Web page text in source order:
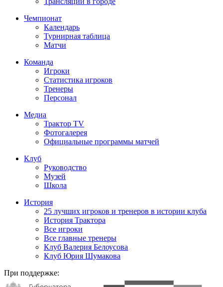
Чемпионат
Календарь
Турнирная таблица
Матчи
Команда
Игроки
Статистика игроков
Тренеры
Персонал
Медиа
Трактор TV
Фотогалерея
Официальные программы матчей
Клуб
Руководство
Музей
Школа
История
25 лучших игроков и тренеров в истории клуба
История Трактора
Все игроки
Все главные тренеры
Клуб Валерия Белоусова
Клуб Юрия Шумакова
При поддержке: